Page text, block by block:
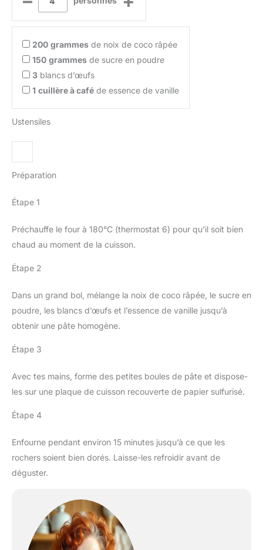
200 grammes de noix de coco râpée
150 grammes de sucre en poudre
3 blancs d’œufs
1 cuillère à café de essence de vanille
Ustensiles
Préparation
Étape 1
Préchauffe le four à 180°C (thermostat 6) pour qu’il soit bien
chaud au moment de la cuisson.
Étape 2
Dans un grand bol, mélange la noix de coco râpée, le sucre en
poudre, les blancs d’œufs et l’essence de vanille jusqu’à
obtenir une pâte homogène.
Étape 3
Avec tes mains, forme des petites boules de pâte et dispose-
les sur une plaque de cuisson recouverte de papier sulfurisé.
Étape 4
Enfourne pendant environ 15 minutes jusqu’à ce que les
rochers soient bien dorés. Laisse-les refroidir avant de
déguster.